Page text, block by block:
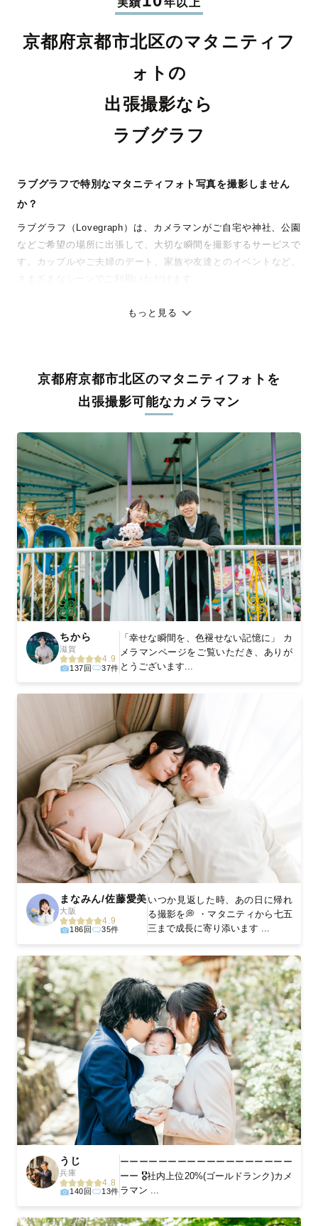
京都府京都市北区のマタニティフ
ォトの
出張撮影なら
ラブグラフ
ラブグラフで特別なマタニティフォト写真を撮影しません
か？
ラブグラフ（Lovegraph）は、カメラマンがご自宅や神社、公園
などご希望の場所に出張して、大切な瞬間を撮影するサービスで
す。カップルやご夫婦のデート、家族や友達とのイベントなど、
ありのままの空気感を大切に、何十年経っても見返したくなるよ
料金は全国どこでも一律。わかりやすく安心の価格設定です。オ
リジナルの研修と厳正な審査に合格し、撮影技術やホスピタリテ
ィを身につけたプロのカメラマンが全国47都道府県に在籍してい
験をお届けします。
丁寧なレタッチで思い出を美しく仕上げます
撮影後は、独自の編集技術で写真の明るさや色合いを丁寧に調
整。自然な雰囲気を残しつつも、おしゃれで洗練された仕上がり
に。きっと「こんな写真を撮ってほしかった！」と思える一枚に
出会えます。まずは、ラブグラフの撮影事例をご覧ください。
もっと見る
京都府京都市北区のマタニティフォトを
出張撮影可能なカメラマン
ちから
滋賀
4.9
137回 37件
「幸せな瞬間を、色褪せない記憶に」 カ
メラマンページをご覧いただき、ありが
とうございます...
まなみん/佐藤愛美
大阪
4.9
186回 35件
いつか見返した時、あの日に帰れ
る撮影を💭 ・マタニティから七五
三まで成長に寄り添います ...
うじ
兵庫
4.8
140回 13件
ーーーーーーーーーーーーーーーーーー
ーー 🎖️社内上位20%(ゴールドランク)カメ
ラマン ...